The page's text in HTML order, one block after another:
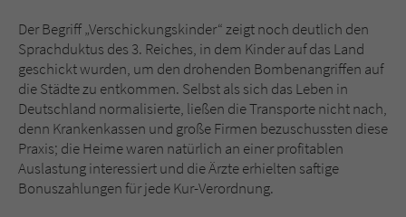
Der Begriff „Verschickungskinder“ zeigt noch deutlich den
Sprachduktus des 3. Reiches, in dem Kinder auf das Land
geschickt wurden, um den drohenden Bombenangriffen auf
die Städte zu entkommen. Selbst als sich das Leben in
Deutschland normalisierte, ließen die Transporte nicht nach,
denn Krankenkassen und große Firmen bezuschussten diese
Praxis; die Heime waren natürlich an einer profitablen
Auslastung interessiert und die Ärzte erhielten saftige
Bonuszahlungen für jede Kur-Verordnung.